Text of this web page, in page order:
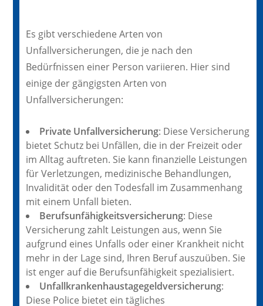
Es gibt verschiedene Arten von
Unfallversicherungen, die je nach den
Bedürfnissen einer Person variieren. Hier sind
einige der gängigsten Arten von
Unfallversicherungen:
Private Unfallversicherung: Diese Versicherung
bietet Schutz bei Unfällen, die in der Freizeit oder
im Alltag auftreten. Sie kann finanzielle Leistungen
für Verletzungen, medizinische Behandlungen,
Invalidität oder den Todesfall im Zusammenhang
mit einem Unfall bieten.
Berufsunfähigkeitsversicherung: Diese
Versicherung zahlt Leistungen aus, wenn Sie
aufgrund eines Unfalls oder einer Krankheit nicht
mehr in der Lage sind, Ihren Beruf auszuüben. Sie
ist enger auf die Berufsunfähigkeit spezialisiert.
Unfallkrankenhaustagegeldversicherung:
Diese Police bietet ein tägliches